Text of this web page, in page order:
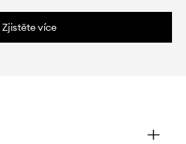
Zjistěte více